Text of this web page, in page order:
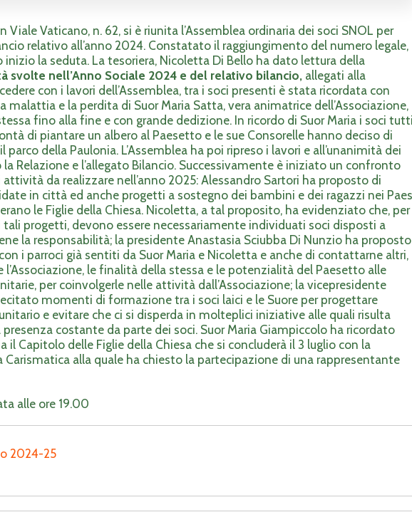
Viale Vaticano, n. 62, si è riunita l’Assemblea ordinaria dei soci SNOL per
relativo all’anno 2024. Constatato il raggiungimento del numero legale,
inizio la seduta. La tesoriera, Nicoletta Di Bello ha dato lettura della
svolte nell’Anno Sociale 2024 e del relativo bilancio, allegati alla
con i lavori dell’Assemblea, tra i soci presenti è stata ricordata con
malattia e la perdita di Suor Maria Satta, vera animatrice dell’Associazione,
fino alla fine e con grande dedizione. In ricordo di Suor Maria i soci tutti
di piantare un albero al Paesetto e le sue Consorelle hanno deciso di
della Paulonia. L’Assemblea ha poi ripreso i lavori e all’unanimità dei
Relazione e l’allegato Bilancio. Successivamente è iniziato un confronto
da realizzare nell’anno 2025: Alessandro Sartori ha proposto di
in città ed anche progetti a sostegno dei bambini e dei ragazzi nei
le Figlie della Chiesa. Nicoletta, a tal proposito, ha evidenziato che, per
tali progetti, devono essere necessariamente individuati soci disposti a
la responsabilità; la presidente Anastasia Sciubba Di Nunzio ha proposto
i parroci già sentiti da Suor Maria e Nicoletta e anche di contattarne altri,
l’Associazione, le finalità della stessa e le potenzialità del Paesetto alle
per coinvolgerle nelle attività dall’Associazione; la vicepresidente
momenti di formazione tra i soci laici e le Suore per progettare
e evitare che ci si disperda in molteplici iniziative alle quali risulta
costante da parte dei soci. Suor Maria Giampiccolo ha ricordato
il Capitolo delle Figlie della Chiesa che si concluderà il 3 luglio con la
Carismatica alla quale ha chiesto la partecipazione di una rappresentante
alle ore 19.00
2024-25